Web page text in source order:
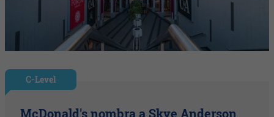
C-Level
McDonald's nombra a Skye Anderson